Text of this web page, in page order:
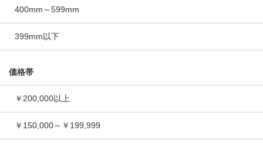
400mm～599mm
399mm以下
価格帯
￥200,000以上
￥150,000～￥199,999